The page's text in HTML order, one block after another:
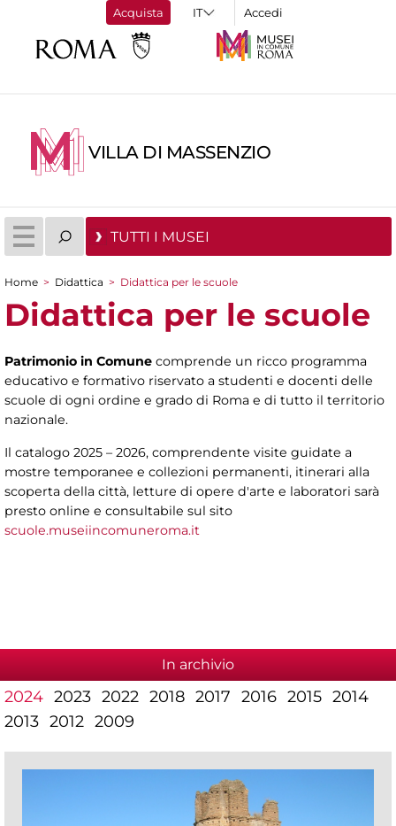
Acquista Accedi
VILLA DI MASSENZIO
TUTTI I MUSEI
Tu sei qui
Home > Didattica > Didattica per le scuole
Didattica per le scuole
Patrimonio in Comune comprende un ricco programma
educativo e formativo riservato a studenti e docenti delle
scuole di ogni ordine e grado di Roma e di tutto il territorio
nazionale.
Il catalogo 2025 – 2026, comprendente visite guidate a
mostre temporanee e collezioni permanenti, itinerari alla
scoperta della città, letture di opere d'arte e laboratori sarà
presto online e consultabile sul sito
scuole.museiincomuneroma.it
In archivio
2024 2023 2022 2018 2017 2016 2015 2014
2013 2012 2009